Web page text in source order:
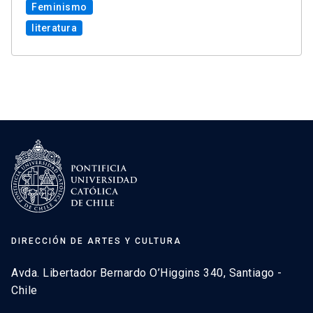
Feminismo
literatura
DIRECCIÓN DE ARTES Y CULTURA
Avda. Libertador Bernardo O’Higgins 340, Santiago -
Chile